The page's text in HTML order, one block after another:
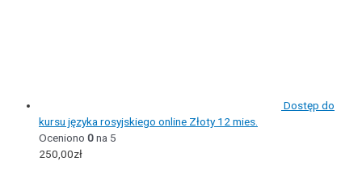
Dostęp do
kursu języka rosyjskiego online Złoty 12 mies.
Oceniono 0na 5
250,00zł